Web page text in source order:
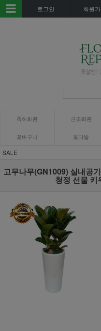
로그인 회원
축하화환 근조화환
꽃바구니 꽃다발
SALE
고무나무(GN1009) 실내공
청정 선물 키